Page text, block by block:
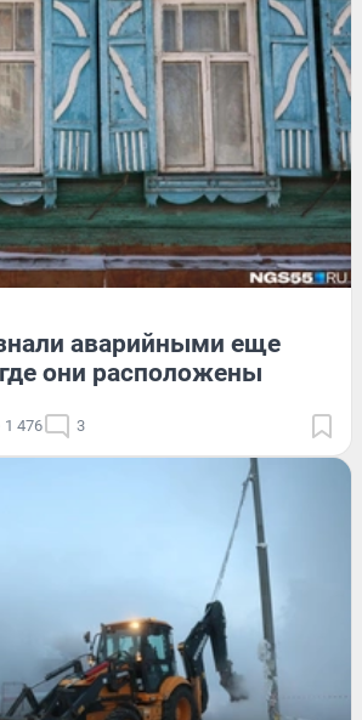
аварийными еще
они расположены
1 476 3